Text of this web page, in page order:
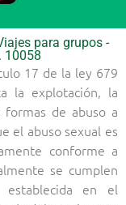
para grupos -
10058
17 de la ley 679
la explotación, la
de abuso a
el abuso sexual es
conforme a
se cumplen
establecida en el